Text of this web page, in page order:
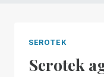
SEROTEK
Serotek